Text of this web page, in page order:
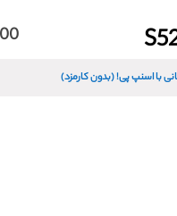
با اسنپ پی! (بدون کارمزد)